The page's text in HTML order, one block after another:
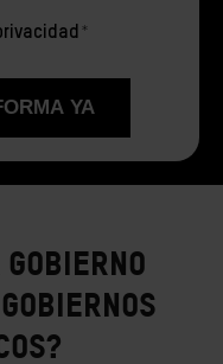
*
GOBIERNO
GOBIERNOS